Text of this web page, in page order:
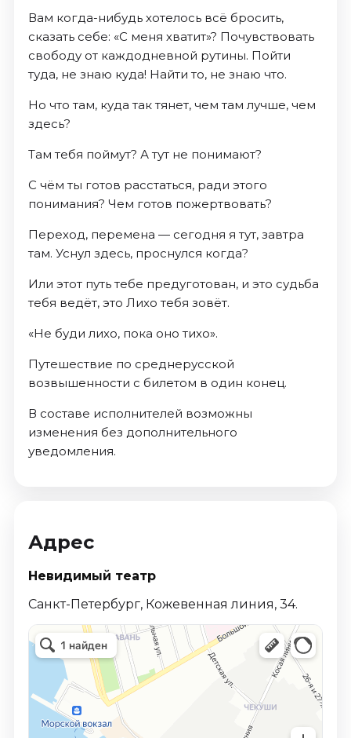
Площадки
Вам когда-нибудь хотелось всё бросить,
сказать себе: «С меня хватит»? Почувствовать
свободу от каждодневной рутины. Пойти
туда, не знаю куда! Найти то, не знаю что.
Но что там, куда так тянет, чем там лучше, чем
здесь?
Там тебя поймут? А тут не понимают?
С чём ты готов расстаться, ради этого
понимания? Чем готов пожертвовать?
Переход, перемена — сегодня я тут, завтра
там. Уснул здесь, проснулся когда?
Или этот путь тебе предуготован, и это судьба
тебя ведёт, это Лихо тебя зовёт.
«Не буди лихо, пока оно тихо».
Путешествие по среднерусской
возвышенности с билетом в один конец.
В составе исполнителей возможны
изменения без дополнительного
уведомления.
Адрес
Невидимый театр
Санкт-Петербург, Кожевенная линия, 34.